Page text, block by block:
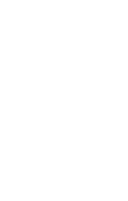
11 de
Rosaleda de Málaga
2030, resurgen las
presidente de la
en incluir a Valencia
expresado abiertamente
que el organismo que
‘Cadena Ser’ ha